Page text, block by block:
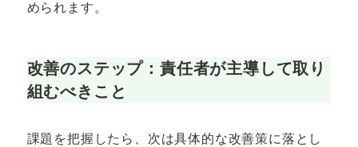
められます。
改善のステップ：責任者が主導して取り
組むべきこと
課題を把握したら、次は具体的な改善策に落とし